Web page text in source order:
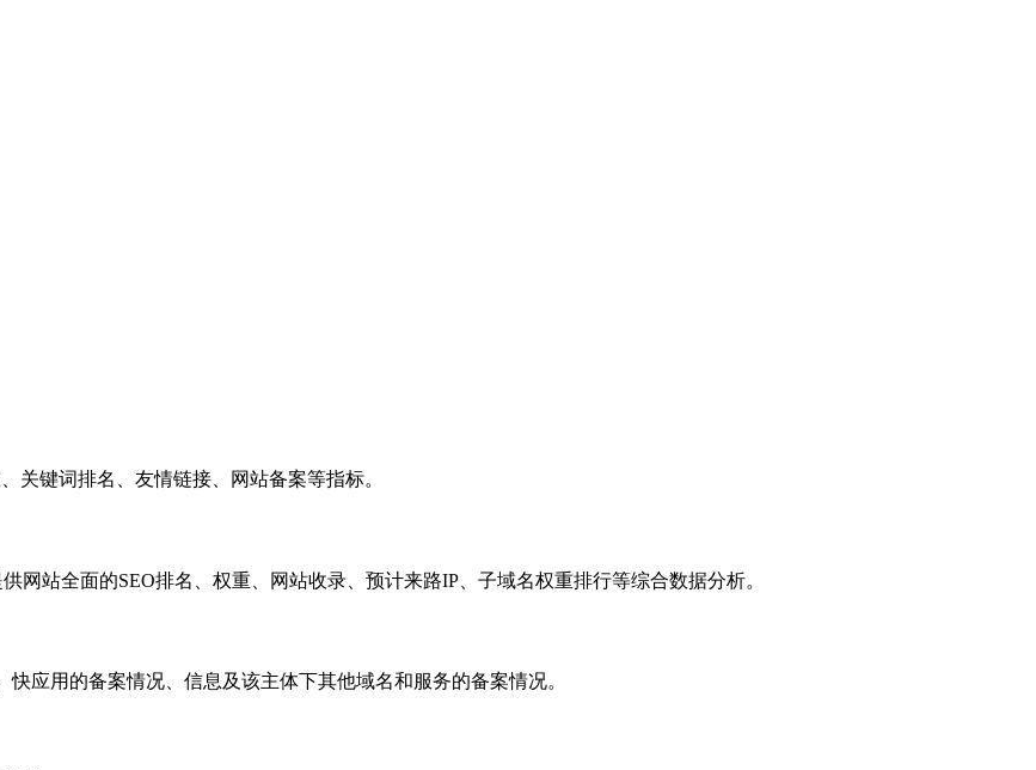
关键词排名、友情链接、网站备案等指标。
网站全面的SEO排名、权重、网站收录、预计来路IP、子域名权重排行等综合数据分析。
应用的备案情况、信息及该主体下其他域名和服务的备案情况。